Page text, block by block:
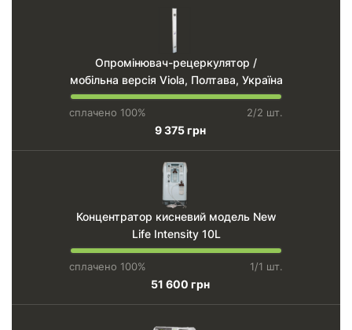
Опромінювач-рецеркулятор /
мобільна версія Viola, Полтава, Україна
сплачено 100% 2/2 шт.
9 375 грн
Концентратор кисневий модель New
Life Intensity 10L
сплачено 100% 1/1 шт.
51 600 грн